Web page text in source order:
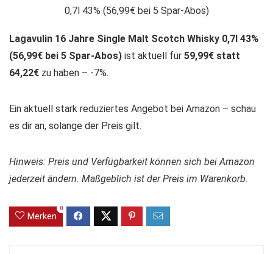
Lagavulin 16 Jahre Single Malt Scotch Whisky 0,7l 43%
(56,99€ bei 5 Spar-Abos) ist aktuell für 59,99€ statt
64,22€ zu haben – -7%.
Ein aktuell stark reduziertes Angebot bei Amazon – schau
es dir an, solange der Preis gilt.
Hinweis: Preis und Verfügbarkeit können sich bei Amazon
jederzeit ändern. Maßgeblich ist der Preis im Warenkorb.
Merken
0